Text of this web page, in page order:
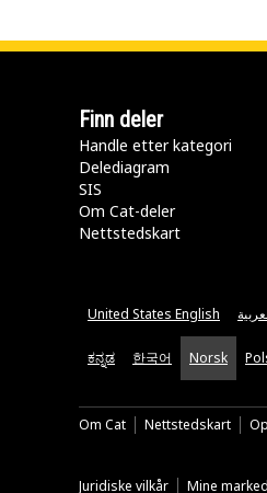
Finn deler
Handle etter kategori
Delediagram
SIS
Om Cat-deler
Nettstedskart
United States English
ಕನ್ನಡ 한국어 Norsk
Om Cat Nettstedskart
Juridiske vilkår Mine